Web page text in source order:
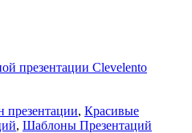
презентации, Красивые
, Шаблоны Презентаций